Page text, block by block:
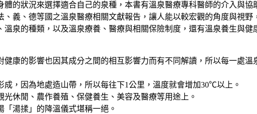
的狀況來選擇適合自己的泉種，本書有溫泉醫療專科醫師的介入與
義、德等國之溫泉醫療相關文獻報告，讓人能以較宏觀的角度與視野
泉的種類，以及溫泉療養、醫療與相關保險制度，還有溫泉養生與
健康的影響也因其成分之間的相互影響力而有不同解讀，所以每一處
成，因為地處造山帶，所以每往下1公里，溫度就會增加30℃以上。
休閒、農作養殖、保健養生、美容及醫療等用途上。
「湯揉」的降溫儀式堪稱一絕。